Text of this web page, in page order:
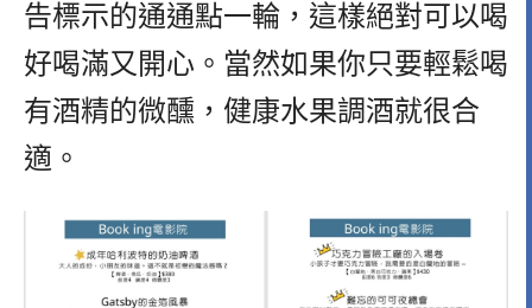
告標示的通通點一輪，這樣絕對可以喝
好喝滿又開心。當然如果你只要輕鬆喝
有酒精的微醺，健康水果調酒就很合
適。